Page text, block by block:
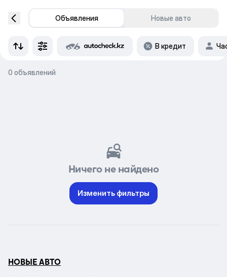
Объявления Новые авто
В кредит
0 объявлений
Ничего не найдено
Изменить фильтры
НОВЫЕ АВТО